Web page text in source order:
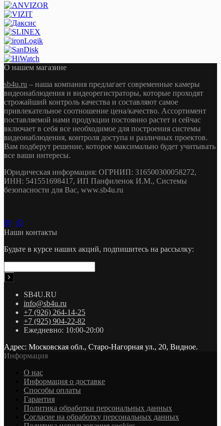
О нашем магазине
sb4u.ru – наша компания предлагает современные камеры
видеонаблюдения и видеорегистраторы, которые проходят
строжайший контроль качества и составляют самое
привлекательное соотношение цена/качество. Ассортимент
поставляемой нами продукции постоянно растет и сейчас
включает в себя все необходимое для построения системы
видеонаблюдения, контроля доступа и различных проектов.
Вам подберут решение, которое максимально будет учитывать
все ваши интересы.
Юридическая информация: ОГРНИП: 316500300058272,
ИНН: 541551698417, ИП Панфиленок И.М., Системы
безопасности для Вас, www.sb4u.ru
Наши контакты
Будьте в курсе наших акций, подпишитесь на рассылку:
SB4U.RU
info@sb4u.ru
+7 (926) 264-14-25
+7 (925) 904-22-82
Ежедневно: 10:00-20:00
Адрес: Московская обл., Старо-Нагорная ул., 20, Видное.
Информация
О нас
Информация о доставке
Cпособы оплаты
Гарантия
Политика обработки персональных данных
Согласие на обработку персональных данных